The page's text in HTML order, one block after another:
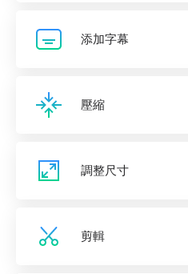
添加字幕
壓縮
調整尺寸
剪輯